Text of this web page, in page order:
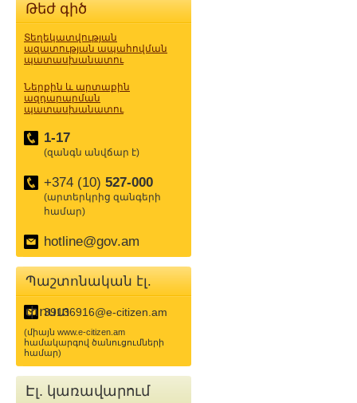
Թեժ գիծ
Տեղեկատվության
ազատության ապահովման
պատասխանատու
Ներքին և արտաքին
ազդարարման
պատասխանատու
1-17
(զանգն անվճար է)
+374 (10) 527-000
(արտերկրից զանգերի
համար)
hotline@gov.am
Պաշտոնական էլ.
փոստ
39136916@e-citizen.am
(միայն www.e-citizen.am
համակարգով ծանուցումների
համար)
Էլ. կառավարում